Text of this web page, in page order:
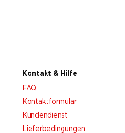
Kontakt & Hilfe
FAQ
Kontaktformular
Kundendienst
Lieferbedingungen